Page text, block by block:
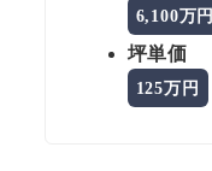
6,100万円
坪単価
125万円